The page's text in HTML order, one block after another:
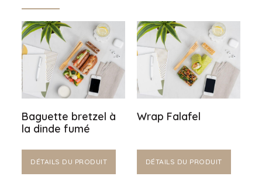
Baguette bretzel à
la dinde fumé
DÉTAILS DU PRODUIT
Wrap Falafel
DÉTAILS DU PRODUIT